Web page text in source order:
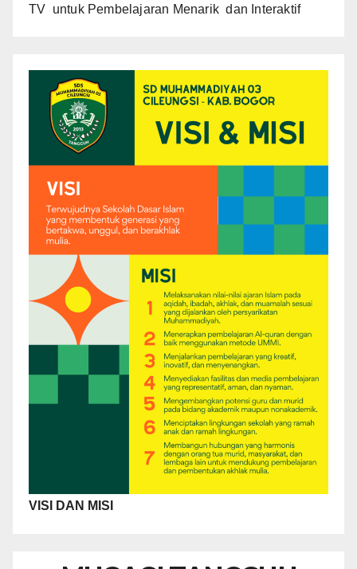
TV untuk Pembelajaran Menarik dan Interaktif
VISI DAN MISI